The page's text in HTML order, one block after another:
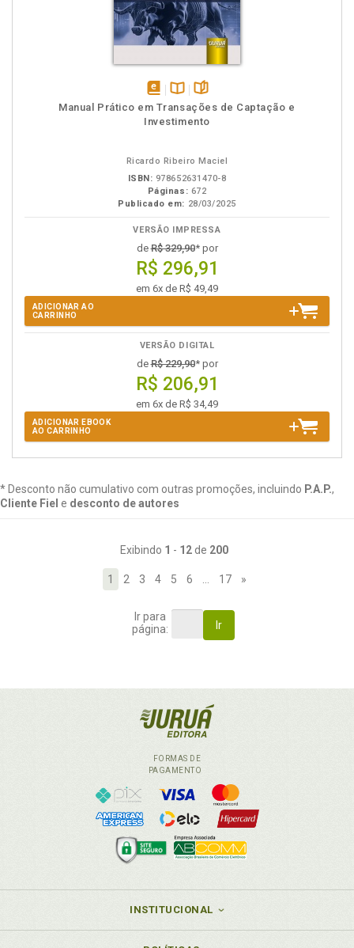
disponível
em
Disponível
na
páginas
Manual Prático em Transações de Captação e
Investimento
Ricardo Ribeiro Maciel
ISBN: 978652631470-8
Páginas: 672
Publicado em: 28/03/2025
VERSÃO IMPRESSA
deR$ 329,90* por
R$ 296,91
em 6x de R$ 49,49
ADICIONAR AO
CARRINHO
VERSÃO DIGITAL
deR$ 229,90* por
R$ 206,91
em 6x de R$ 34,49
ADICIONAR EBOOK
AO CARRINHO
* Desconto não cumulativo com outras promoções, incluindo P.A.P.,
Cliente Fiel e desconto de autores
Exibindo 1 - 12de 200
1 2 3 4 5 6 17 »
Ir para
página:
Ir
FORMAS DE
PAGAMENTO
INSTITUCIONAL